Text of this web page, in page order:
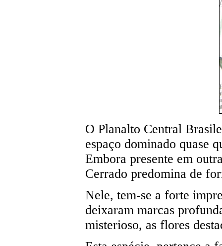
O Planalto Central
espaço dominado quase
Embora presente em
Cerrado predomina de
Nele, tem-se a forte
deixaram marcas
misterioso, as flores